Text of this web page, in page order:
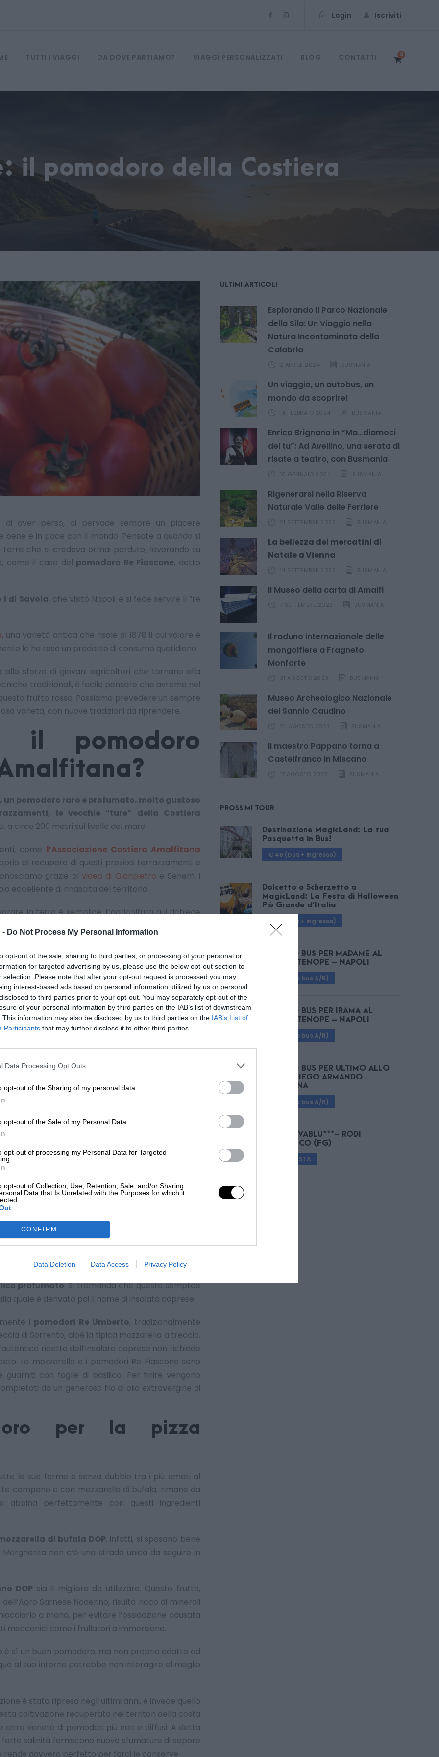
- Do Not Process My Personal Information
opt-out of the sale, sharing to third parties, or processing of your personal or
for targeted advertising by us, please use the below opt-out section to
selection. Please note that after your opt-out request is processed you may
interest-based ads based on personal information utilized by us or personal
to third parties prior to your opt-out. You may separately opt-out of the
of your personal information by third parties on the IAB’s list of downstream
This information may also be disclosed by us to third parties on the IAB’s List of
Participants that may further disclose it to other third parties.
Data Processing Opt Outs
opt-out of the Sharing of my personal data.
opt-out of the Sale of my Personal Data.
opt-out of processing my Personal Data for Targeted
opt-out of Collection, Use, Retention, Sale, and/or Sharing
Data that Is Unrelated with the Purposes for which it
CONFIRM
Data Deletion Data Access Privacy Policy
Login Iscriviti
TUTTI I VIAGGI DA DOVE PARTIAMO? VIAGGI PERSONALIZZATI BLOG CONTATTI 0
il pomodoro della Costiera
di aver perso, ci pervade sempre un piacere
e in pace con il mondo. Pensate a quando si
che si credeva ormai perduto, lavorando su
come il caso del pomodoro Re Fiascone, detto
I di Savoia, che visitò Napoli e si fece servire il “re
, una varietà antica che risale al 1878 il cui valore è
lo ha reso un prodotto di consumo quotidiano.
sforzo di giovani agricoltori che tornano alla
tradizionali, è facile pensare che avremo nel
frutto rosso. Possiamo prevedere un sempre
varietà, con nuove tradizioni da riprendere.
il pomodoro
un pomodoro raro e profumato, molto gustoso
le vecchie “ture” della Costiera
a circa 200 metri sul livello del mare.
come l’Associazione Costiera Amalfitana
al recupero di questi preziosi terrazzamenti e
grazie alvideo di Gianpietro e Senem, i
eccellente di rinascita del territorio.
la terra è semplice. L’agricoltura qui richiede
i frutti, allora è una meraviglia della natura.
nulla, quindi niente pesticidi e niente verde rame.
pomodoro Re
è buono anche crudo sul pane, con olio
, chiamataDe.Co. (denominazione comunale)
caratteristiche che le appartengono, e con esse
Viene e può essereprodotta esclusivamente
di una pizza a forma di disco fragrante e molto
e di qualità eccelsa. Tra questi ingredienti vi è il
oliva delle Colline Salernitane e la mozzarella
come i colori vibranti della saporita
insalata
La perfetta combinazione di
profumato. Si tramanda che questa semplice
quale è derivato poi il nome di insalata caprese.
i pomodori Re Umberto, tradizionalmente
di Sorrento, cioè la tipica mozzarella a treccia.
ricetta dell’insalata caprese non richiede
La mozzarella e i pomodori Re Fiascone sono
con foglie di basilico. Per finire vengono
da un generoso filo di olio extravergine di
per la pizza
le sue forme e senza dubbio tra i più amati al
campano o con mozzarella di bufala, rimane da
perfettamente con questi ingredienti
di bufala DOP, infatti, si sposano bene
non c’è una strada unica da seguire in
DOP sia il migliore da utilizzare. Questo frutto,
Sarnese Nocerino, risulta ricco di minerali
a mano, per evitare l’ossidazione causata
meccanici come i frullatori a immersione.
è sì un buon pomodoro, ma non proprio adatto ad
al suo interno potrebbe non interagire al meglio
è stata ripresa negli ultimi anni, è invece quello
coltivazione recuperata nei territori della costa
altre varietà di pomodori più noti e diffusi. A detta
salinità forniscono nuove sfumature di sapore
rende davvero perfetto per farci le conserve.
ULTIMI ARTICOLI
Esplorando il Parco Nazionale
della Sila: Un Viaggio nella
Natura Incontaminata della
Calabria
2 APRILE 2024 BUSMANIA
Un viaggio, un autobus, un
mondo da scoprire!
14 FEBBRAIO 2024 BUSMANIA
Enrico Brignano in “Ma…diamoci
del tu”: Ad Avellino, una serata di
risate a teatro, con Busmania
10 GENNAIO 2024 BUSMANIA
Rigenerarsi nella Riserva
Naturale Valle delle Ferriere
21 SETTEMBRE 2023 BUSMANIA
La bellezza dei mercatini di
Natale a Vienna
14 SETTEMBRE 2023 BUSMANIA
Il Museo della carta di Amalfi
7 SETTEMBRE 2023 BUSMANIA
Il raduno internazionale delle
mongolfiere a Fragneto
Monforte
31 AGOSTO 2023 BUSMANIA
Museo Archeologico Nazionale
del Sannio Caudino
24 AGOSTO 2023 BUSMANIA
Il maestro Pappano torna a
Castelfranco in Miscano
17 AGOSTO 2023 BUSMANIA
PROSSIMI TOUR
Destinazione MagicLand: La tua
Pasquetta in Bus!
€ 48 (bus + ingresso)
Dolcetto o Scherzetto a
MagicLand: La Festa di Halloween
Più Grande d’Italia
€ 48 (bus + ingresso)
SERVIZIO BUS PER MADAME AL
PALAPARTENOPE – NAPOLI
€ 25 (solo bus A/R)
SERVIZIO BUS PER IRAMA AL
PALAPARTENOPE – NAPOLI
€ 25 (solo bus A/R)
SERVIZIO BUS PER ULTIMO ALLO
STADIO DIEGO ARMANDO
MARADONA
€ 25 (solo bus A/R)
HOTEL RIVABLU***- RODI
GARGANICO (FG)
SU RICHIESTA